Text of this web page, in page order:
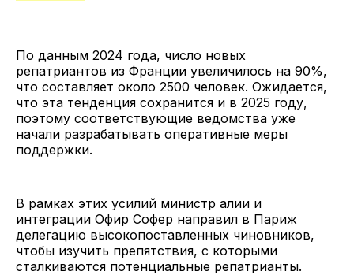
По данным 2024 года, число новых
репатриантов из Франции увеличилось на 90%,
что составляет около 2500 человек. Ожидается,
что эта тенденция сохранится и в 2025 году,
поэтому соответствующие ведомства уже
начали разрабатывать оперативные меры
поддержки.
В рамках этих усилий министр алии и
интеграции Офир Софер направил в Париж
делегацию высокопоставленных чиновников,
чтобы изучить препятствия, с которыми
сталкиваются потенциальные репатрианты.